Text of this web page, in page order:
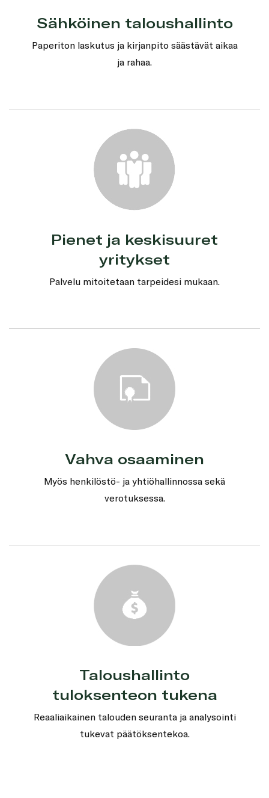
Sähköinen taloushallinto
Paperiton laskutus ja kirjanpito säästävät aikaa
ja rahaa.
Pienet ja keskisuuret
yritykset
Palvelu mitoitetaan tarpeidesi mukaan.
Vahva osaaminen
Myös henkilöstö- ja yhtiöhallinnossa sekä
verotuksessa.
Taloushallinto
tuloksenteon tukena
Reaaliaikainen talouden seuranta ja analysointi
tukevat päätöksentekoa.